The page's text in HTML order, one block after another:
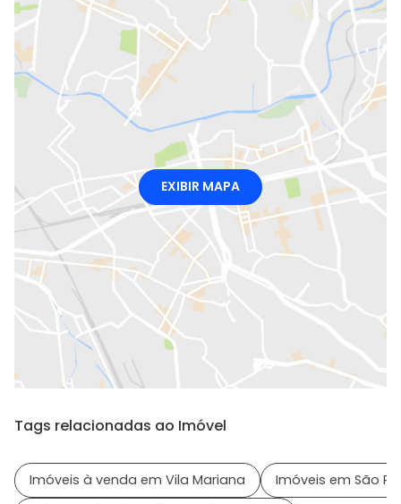
EXIBIR MAPA
Tags relacionadas ao Imóvel
Imóveis à venda em Vila Mariana
Imóveis em São